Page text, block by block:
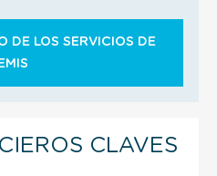
DE LOS SERVICIOS DE
CLAVES